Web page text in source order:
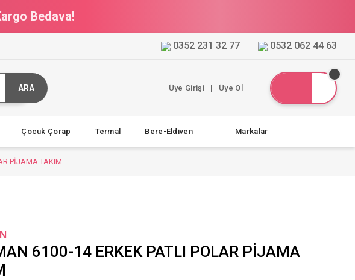
Bedava!
0352 231 32 77 0532 062 44 63
ARA Üye Girişi | Üye Ol
Çocuk Çorap Termal Bere-Eldiven Markalar
PİJAMA TAKIM
6100-14 ERKEK PATLI POLAR PİJAMA